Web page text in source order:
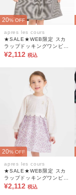
20% OFF
apres les cours
★SALE★WEB限定 スカ
ラップドッキングワンピー
ス
¥2,112 税込
20% OFF
apres les cours
★SALE★WEB限定 スカ
ラップドッキングワンピー
ス
¥2,112 税込